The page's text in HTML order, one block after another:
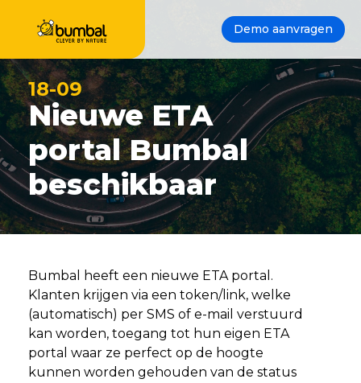
Demo aanvragen
18-09
Nieuwe ETA
portal Bumbal
beschikbaar
Bumbal heeft een nieuwe ETA portal.
Klanten krijgen via een token/link, welke
(automatisch) per SMS of e-mail verstuurd
kan worden, toegang tot hun eigen ETA
portal waar ze perfect op de hoogte
kunnen worden gehouden van de status